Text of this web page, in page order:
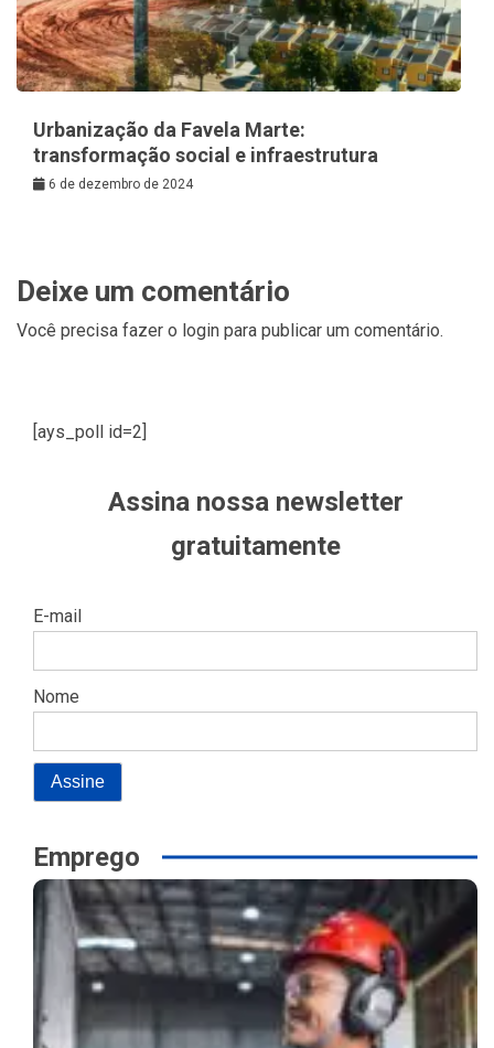
Urbanização da Favela Marte:
transformação social e infraestrutura
6 de dezembro de 2024
Deixe um comentário
Você precisa fazer o login para publicar um comentário.
[ays_poll id=2]
Assina nossa newsletter
gratuitamente
E-mail
Nome
Emprego